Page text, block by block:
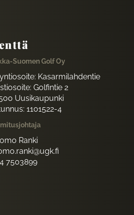
Suomen Golf Oy
Kasarmilahdentie
Golfintie 2
Uusikaupunki
1101522-4
Ranki
7503899